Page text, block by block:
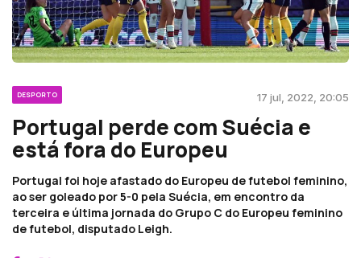
DESPORTO 17 jul, 2022, 20:05
Portugal perde com Suécia e
está fora do Europeu
Portugal foi hoje afastado do Europeu de futebol feminino,
ao ser goleado por 5-0 pela Suécia, em encontro da
terceira e última jornada do Grupo C do Europeu feminino
de futebol, disputado Leigh.